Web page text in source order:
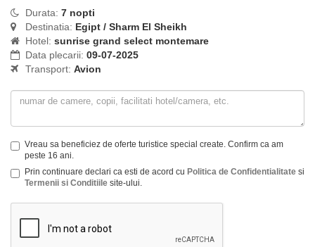
Durata: 7 nopti
Destinatia: Egipt / Sharm El Sheikh
Hotel: sunrise grand select montemare
Data plecarii: 09-07-2025
Transport: Avion
Vreau sa beneficiez de oferte turistice special create. Confirm ca am
peste 16 ani.
Prin continuare declari ca esti de acord cu Politica de Confidentialitate si
Termenii si Conditiile site-ului.